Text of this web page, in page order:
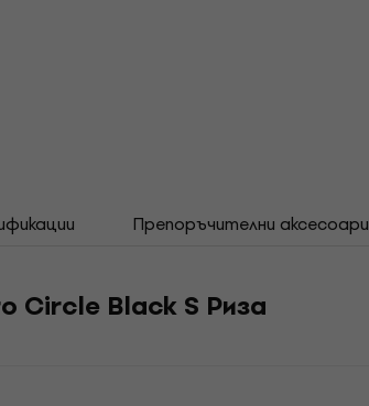
Препоръчителни аксесоари
Circle Black S Риза